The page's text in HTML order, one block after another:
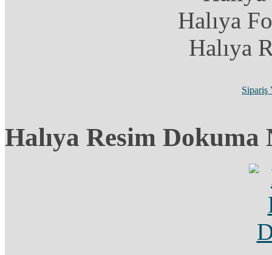
Halıya
Halıya
Sipariş
Halıya Resim Dokuma